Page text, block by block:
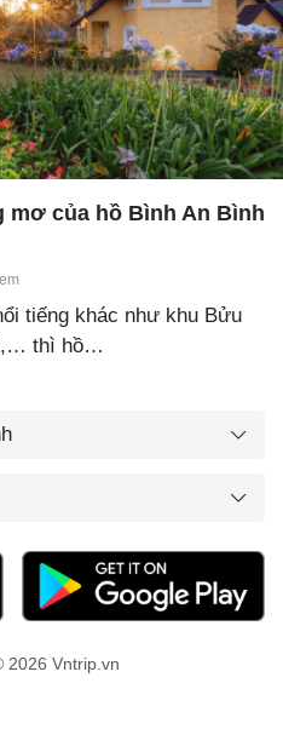
mơ của hồ Bình An Bình
tiếng khác như khu Bửu
thì hồ…
2026 Vntrip.vn